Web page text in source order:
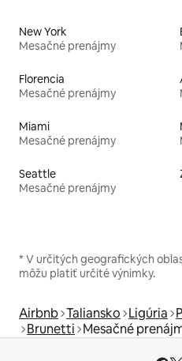
New York
Mesačné prenájmy
Florencia
Mesačné prenájmy
Miami
Mesačné prenájmy
Seattle
Mesačné prenájmy
* V určitých geografických
môžu platiť určité výnimky.
Airbnb Taliansko Ligúria
Brunetti Mesačné